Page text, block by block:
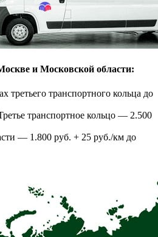
и Московской области:
третьего транспортного кольца до
транспортное кольцо — 2.500
— 1.800 руб. + 25 руб./км до